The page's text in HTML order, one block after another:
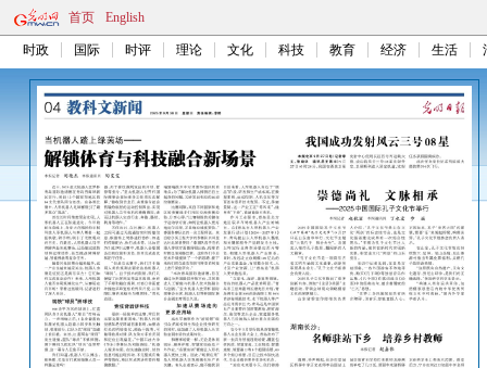
首页 English
时政 国际 时评 理论 文化 科技 教育 经济 生活